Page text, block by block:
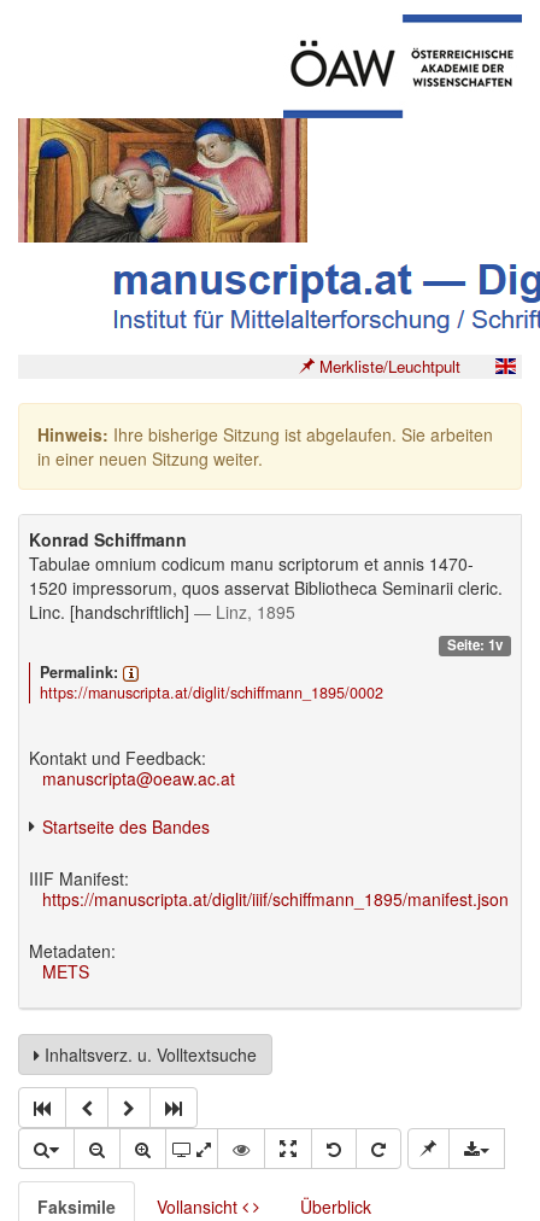
Merkliste/Leuchtpult
Hinweis: Ihre bisherige Sitzung ist abgelaufen. Sie arbeiten
in einer neuen Sitzung weiter.
Konrad Schiffmann
Tabulae omnium codicum manu scriptorum et annis 1470-
1520 impressorum, quos asservat Bibliotheca Seminarii cleric.
Linc. [handschriftlich] — Linz, 1895
Seite: 1v
Permalink:
https://manuscripta.at/diglit/schiffmann_1895/0002
Kontakt und Feedback:
manuscripta@oeaw.ac.at
Startseite des Bandes
IIIF Manifest:
https://manuscripta.at/diglit/iiif/schiffmann_1895/manifest.json
Metadaten:
METS
Inhaltsverz. u. Volltextsuche
Faksimile Vollansicht Überblick